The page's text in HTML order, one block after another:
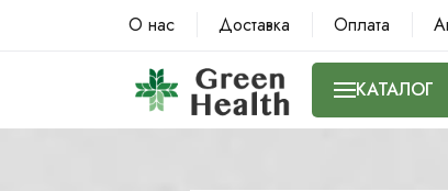
О нас Доставка Оплата
КАТАЛОГ